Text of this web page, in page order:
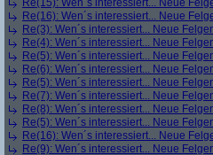
Re(15): Wen´s interessiert... Neue
Re(16): Wen´s interessiert... Neue
Re(3): Wen´s interessiert... Neue
Re(4): Wen´s interessiert... Neue
Re(5): Wen´s interessiert... Neue
Re(6): Wen´s interessiert... Neue
Re(5): Wen´s interessiert... Neue
Re(7): Wen´s interessiert... Neue
Re(8): Wen´s interessiert... Neue
Re(5): Wen´s interessiert... Neue
Re(16): Wen´s interessiert... Neue
Re(9): Wen´s interessiert... Neue